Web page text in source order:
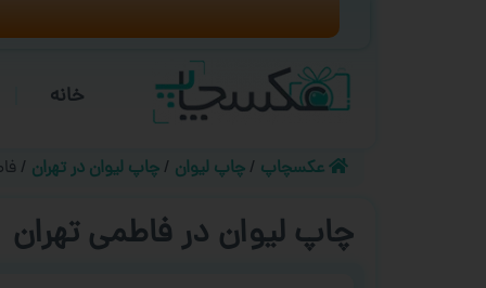
خانه
عکسچاپ چاپ لیوان چاپ لیوان در تهران
چاپ لیوان در فاطمی تهران